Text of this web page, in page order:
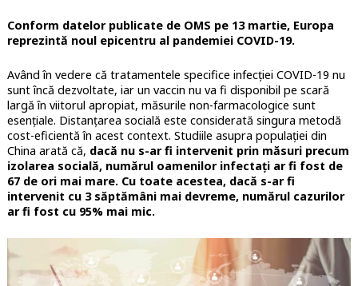
Conform datelor publicate de OMS pe 13 martie, Europa
reprezintă noul epicentru al pandemiei COVID-19.
Având în vedere că tratamentele specifice infecției COVID-19 nu
sunt încă dezvoltate, iar un vaccin nu va fi disponibil pe scară
largă în viitorul apropiat, măsurile non-farmacologice sunt
esențiale. Distanțarea socială este considerată singura metodă
cost-eficientă în acest context. Studiile asupra populației din
China arată că, dacă nu s-ar fi intervenit prin măsuri precum
izolarea socială, numărul oamenilor infectați ar fi fost de
67 de ori mai mare. Cu toate acestea, dacă s-ar fi
intervenit cu 3 săptămâni mai devreme, numărul cazurilor
ar fi fost cu 95% mai mic.